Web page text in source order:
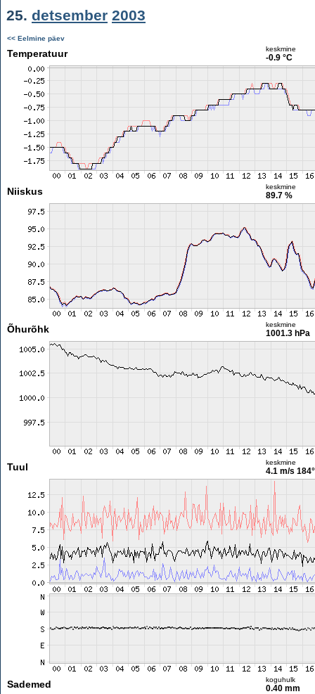
25. detsember 2003
<< Eelmine päev
Temperatuur keskmine
-0.9 °C
Niiskus keskmine
89.7 %
Õhurõhk keskmine
1001.3 hPa
Tuul keskmine
4.1 m/s 184°
Sademed koguhulk
0.40 mm